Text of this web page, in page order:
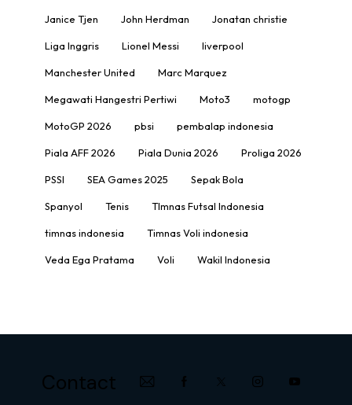
Janice Tjen John Herdman Jonatan christie
Liga Inggris Lionel Messi liverpool
Manchester United Marc Marquez
Megawati Hangestri Pertiwi Moto3 motogp
MotoGP 2026 pbsi pembalap indonesia
Piala AFF 2026 Piala Dunia 2026 Proliga 2026
PSSI SEA Games 2025 Sepak Bola
Spanyol Tenis TImnas Futsal Indonesia
timnas indonesia Timnas Voli indonesia
Veda Ega Pratama Voli Wakil Indonesia
Contact